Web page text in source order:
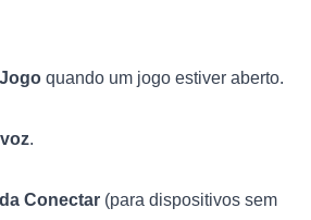
quando um jogo estiver aberto.
.
Conectar (para dispositivos sem